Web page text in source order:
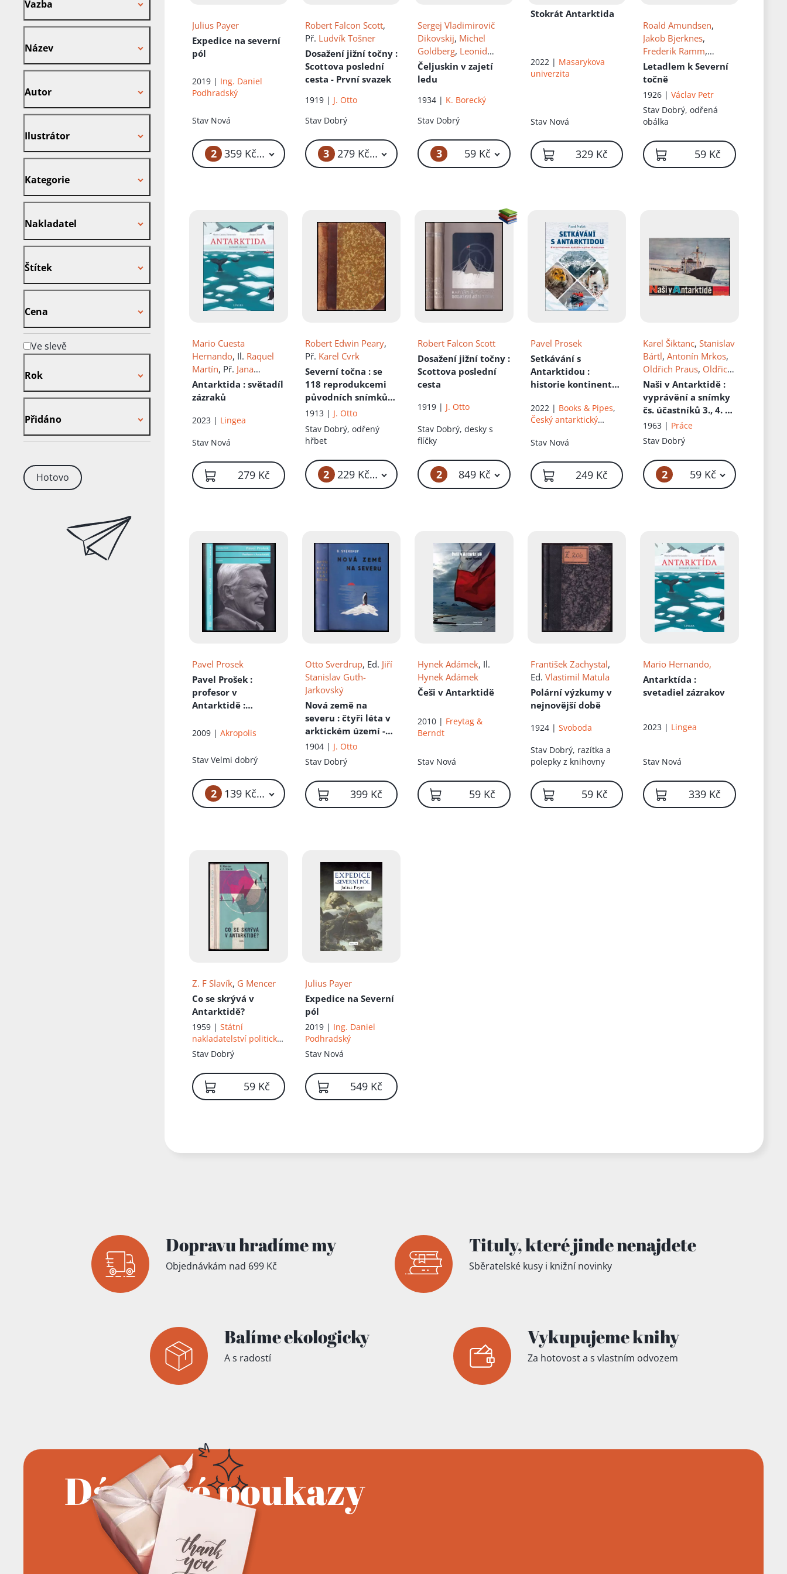
Vazba
Název
Autor
Ilustrátor
Kategorie
Nakladatel
Štítek
Cena
Ve slevě
Rok
Přidáno
Hotovo
Julius Payer
Expedice na severní
pól
2019 | Ing. Daniel
Podhradský
Stav Nová
2 359 Kč – 499 Kč
Robert Falcon Scott,
Př. Ludvík Tošner
Dosažení jižní točny :
Scottova poslední
cesta - První svazek
1919 | J. Otto
Stav Dobrý
3 279 Kč – 849 Kč
Sergej Vladimirovič
Dikovskij, Michel
Goldberg, Leonid
Muchanov , Př.
František Píšek
Tret'jakov
Čeljuskin v zajetí
ledu
1934 | K. Borecký
Stav Dobrý
3 59 Kč
Stokrát Antarktida
2022 | Masarykova
univerzita
Stav Nová
329 Kč
Roald Amundsen,
Jakob Bjerknes,
Frederik Ramm,
Lincoln Ellsworth,Leif
Dietrichson
Riiser- Larsen , Př.
Milada Krausová-
Lesná,Stanislav V
Klíma
Letadlem k Severní
točně
1926 |Václav Petr
Stav Dobrý, odřená
obálka
59 Kč
Mario Cuesta
Hernando, Il. Raquel
Martín, Př. Jana
Kalousová
Antarktida : světadíl
zázraků
2023 | Lingea
Stav Nová
279 Kč
Robert Edwin Peary,
Př. Karel Cvrk
Severní točna : se
118 reprodukcemi
původních snímků
fotografických a 2
mapkami
1913 | J. Otto
Stav Dobrý, odřený
hřbet
2 229 Kč – 549 Kč
Robert Falcon Scott
Dosažení jižní točny :
Scottova poslední
cesta
1919 | J. Otto
Stav Dobrý, desky s
flíčky
2 849 Kč
Pavel Prosek
Setkávání s
Antarktidou :
historie kontinentu,
česká stopa
2022 | Books & Pipes,
Český antarktický
Stav Nová
249 Kč
Karel Šiktanc,Stanislav
Bártl,Antonín Mrkos,
Oldřich Praus, Oldřich
Kostka , Ed.Vávra.
Josef
Naši v Antarktidě :
vyprávění a snímky
čs. účastníků 3., 4. a
5. sovět. výpravy do
Antarktidy
1963 | Práce
Stav Dobrý
2 59 Kč
Pavel Prosek
Pavel Prošek :
profesor v
Antarktidě :
2009 |Akropolis
StavVelmi dobrý
2 139 Kč – 169 Kč
Otto Sverdrup, Ed. Jiří
Stanislav Guth-
Jarkovský
Nová země na
severu : čtyři léta v
arktickém území -
Díl I
1904 | J. Otto
Stav Dobrý
399 Kč
Hynek Adámek, Il.
Hynek Adámek
Češi v Antarktidě
2010 | Freytag &
Berndt
Stav Nová
59 Kč
František Zachystal,
Ed. Vlastimil Matula
Polární výzkumy v
nejnovější době
1924 | Svoboda
Stav Dobrý, razítka a
polepky z knihovny
59 Kč
Mario Hernando,
Antarktída :
svetadiel zázrakov
2023 | Lingea
Stav Nová
339 Kč
Z. F Slavík, G Mencer
Co se skrývá v
Antarktidě?
1959 |Státní
nakladatelství politické
literatury
Stav Dobrý
59 Kč
Julius Payer
Expedice na Severní
pól
2019 | Ing. Daniel
Podhradský
Stav Nová
549 Kč
Dopravu hradíme my
Objednávkám nad 699 Kč
Tituly,které jindenenajdete
Sběratelské kusy i knižní novinky
Balíme ekologicky
A s radostí
Vykupujeme knihy
Za hotovost a s vlastním odvozem
Dárkové poukazy
Přidáno do košíku!